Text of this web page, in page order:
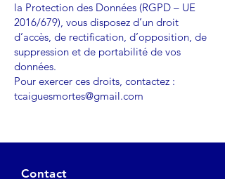
la Protection des Données (RGPD – UE
2016/679), vous disposez d’un droit
d’accès, de rectification, d’opposition, de
suppression et de portabilité de vos
données.
Pour exercer ces droits, contactez :
tcaiguesmortes@gmail.com
Contact